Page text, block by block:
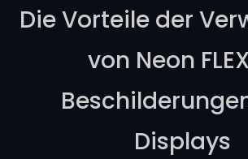
Die Vorteile der
von Neon
Displays